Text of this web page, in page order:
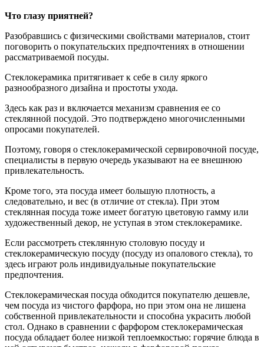
Что глазу приятней?
Разобравшись с физическими свойствами материалов, стоит
поговорить о покупательских предпочтениях в отношении
рассматриваемой посуды.
Стеклокерамика притягивает к себе в силу яркого
разнообразного дизайна и простоты ухода.
Здесь как раз и включается механизм сравнения ее со
стеклянной посудой. Это подтверждено многочисленными
опросами покупателей.
Поэтому, говоря о стеклокерамической сервировочной посуде,
специалисты в первую очередь указывают на ее внешнюю
привлекательность.
Кроме того, эта посуда имеет большую плотность, а
следовательно, и вес (в отличие от стекла). При этом
стеклянная посуда тоже имеет богатую цветовую гамму или
художественный декор, не уступая в этом стеклокерамике.
Если рассмотреть стеклянную столовую посуду и
стеклокерамическую посуду (посуду из опалового стекла), то
здесь играют роль индивидуальные покупательские
предпочтения.
Стеклокерамическая посуда обходится покупателю дешевле,
чем посуда из чистого фарфора, но при этом она не лишена
собственной привлекательности и способна украсить любой
стол. Однако в сравнении с фарфором стеклокерамическая
посуда обладает более низкой теплоемкостью: горячие блюда в